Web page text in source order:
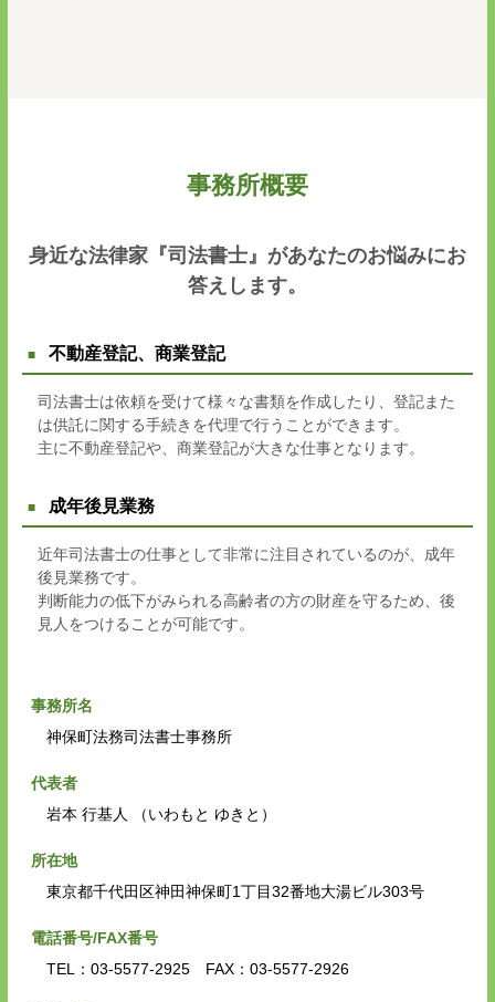
事務所概要
身近な法律家『司法書士』があなたのお悩みにお
答えします。
不動産登記、商業登記
司法書士は依頼を受けて様々な書類を作成したり、登記また
は供託に関する手続きを代理で行うことができます。
主に不動産登記や、商業登記が大きな仕事となります。
成年後見業務
近年司法書士の仕事として非常に注目されているのが、成年
後見業務です。
判断能力の低下がみられる高齢者の方の財産を守るため、後
見人をつけることが可能です。
事務所名
神保町法務司法書士事務所
代表者
岩本 行基人 （いわもと ゆきと）
所在地
東京都千代田区神田神保町1丁目32番地大湯ビル303号
電話番号/FAX番号
TEL：03-5577-2925 FAX：03-5577-2926